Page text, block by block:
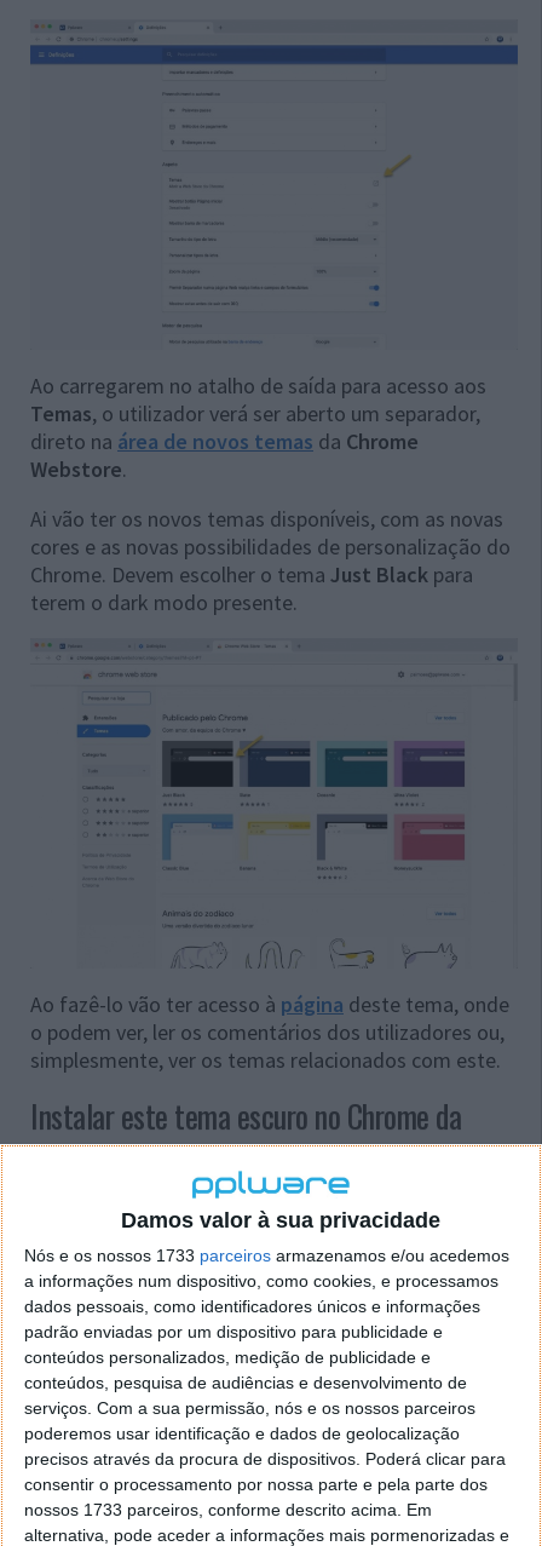
Damos valor à sua privacidade
Nós e os nossos 1733 parceiros armazenamos e/ou acedemos
a informações num dispositivo, como cookies, e processamos
dados pessoais, como identificadores únicos e informações
padrão enviadas por um dispositivo para publicidade e
conteúdos personalizados, medição de publicidade e
conteúdos, pesquisa de audiências e desenvolvimento de
serviços. Com a sua permissão, nós e os nossos parceiros
poderemos usar identificação e dados de geolocalização
precisos através da procura de dispositivos. Poderá clicar para
consentir o processamento por nossa parte e pela parte dos
nossos 1733 parceiros, conforme descrito acima. Em
alternativa, pode aceder a informações mais pormenorizadas e
Ao carregarem no atalho de saída para acesso aos
Temas, o utilizador verá ser aberto um separador,
direto na área de novos temas da Chrome
Webstore.
Ai vão ter os novos temas disponíveis, com as novas
cores e as novas possibilidades de personalização do
Chrome. Devem escolher o tema Just Black para
terem o dark modo presente.
Ao fazê-lo vão ter acesso à página deste tema, onde
o podem ver, ler os comentários dos utilizadores ou,
simplesmente, ver os temas relacionados com este.
Instalar este tema escuro no Chrome da
Google
Para o instalar devem apenas carregar no botão
. De imediato o novo tema será instalado e
aplicado.